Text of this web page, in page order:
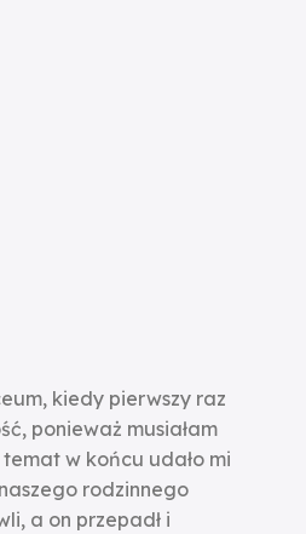
kiedy pierwszy raz
ponieważ musiałam
w końcu udało mi
rodzinnego
a on przepadł i